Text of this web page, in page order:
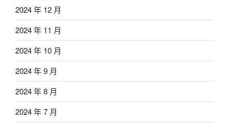
2024 年 12 月
2024 年 11 月
2024 年 10 月
2024 年 9 月
2024 年 8 月
2024 年 7 月